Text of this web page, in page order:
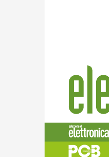
Elettronica
News